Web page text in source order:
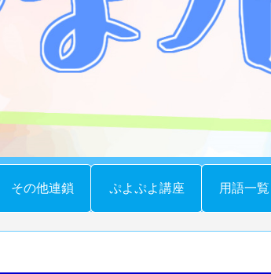
その他連鎖 ぷよぷよ講座 用語一覧